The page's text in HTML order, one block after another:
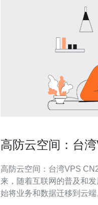
高防云空间：台
高防云空间：台湾VPS CN2
来，随着互联网的普及和
始将业务和数据迁移到云